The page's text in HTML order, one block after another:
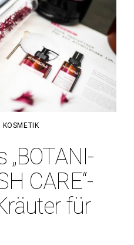
KOSMETIK
„BOTA­NI­
CARE“-
für